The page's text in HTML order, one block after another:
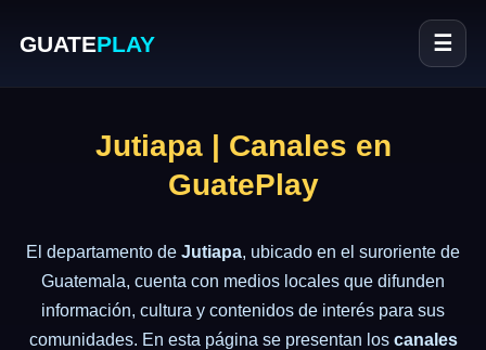
GUATEPLAY ☰
Jutiapa | Canales en
GuatePlay
El departamento de Jutiapa, ubicado en el suroriente de
Guatemala, cuenta con medios locales que difunden
información, cultura y contenidos de interés para sus
comunidades. En esta página se presentan los canales